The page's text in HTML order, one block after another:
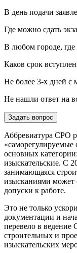
В день подачи
Где можно сдать
В любом городе,
Каков срок
Не более 3-х дней с
Не нашли ответ на
Задать вопрос
Аббревиатура СРО
«саморегулируемые
основных
изыскательские. С
занимающаяся
изысканиями
допуски к работе.
Это не только
документации и
перевело в ведение
строительных и
изыскательских